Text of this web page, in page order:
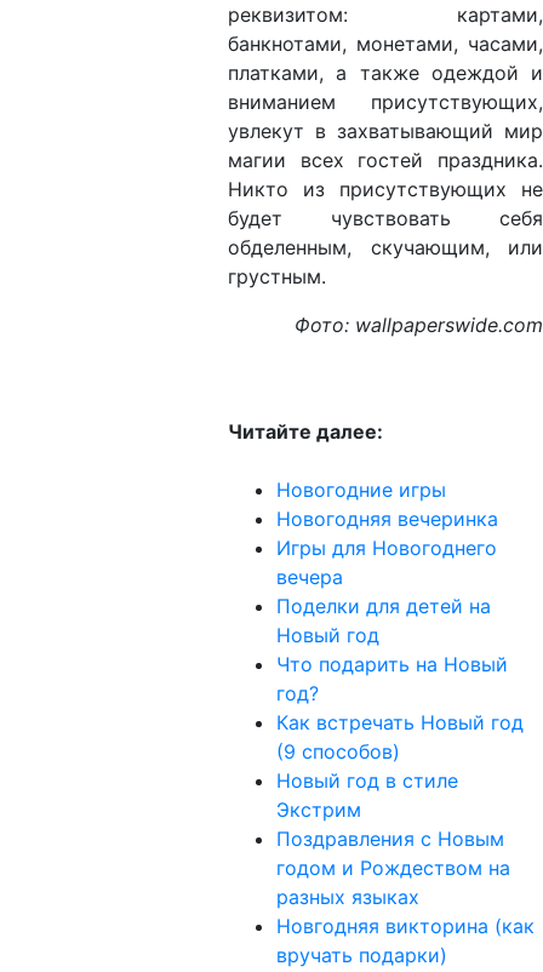
реквизитом: картами,
банкнотами, монетами, часами,
платками, а также одеждой и
вниманием присутствующих,
увлекут в захватывающий мир
магии всех гостей праздника.
Никто из присутствующих не
будет чувствовать себя
обделенным, скучающим, или
грустным.
Фото: wallpaperswide.com
Читайте далее:
Новогодние игры
Новогодняя вечеринка
Игры для Новогоднего
вечера
Поделки для детей на
Новый год
Что подарить на Новый
год?
Как встречать Новый год
(9 способов)
Новый год в стиле
Экстрим
Поздравления с Новым
годом и Рождеством на
разных языках
Новгодняя викторина (как
вручать подарки)